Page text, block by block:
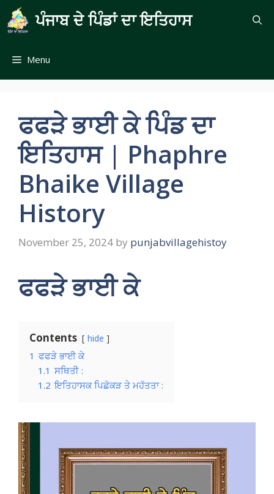
Skip
to
content
ਪੰਜਾਬ ਦੇ ਪਿੰਡਾਂ ਦਾ ਇਤਿਹਾਸ
Menu
ਫਫੜੇ ਭਾਈ ਕੇ ਪਿੰਡ ਦਾ
ਇਤਿਹਾਸ | Phaphre
Bhaike Village
History
November 25, 2024 by punjabvillagehistoy
ਫਫੜੇ ਭਾਈ ਕੇ
Contents hide
1 ਫਫੜੇ ਭਾਈ ਕੇ
1.1 ਸਥਿਤੀ :
1.2 ਇਤਿਹਾਸਕ ਪਿਛੋਕੜ ਤੇ ਮਹੱਤਤਾ :